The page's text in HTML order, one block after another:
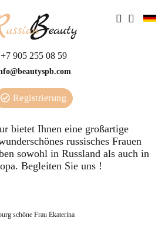
+7 905 255 08 59
Registrierung
bietet Ihnen eine großartige
russisches Frauen
sowohl in Russland als auch in
Begleiten Sie uns !
schöne Frau Ekaterina